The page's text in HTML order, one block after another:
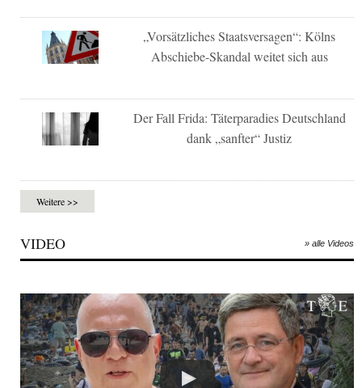
„Vorsätzliches Staatsversagen“: Kölns
Abschiebe-Skandal weitet sich aus
Der Fall Frida: Täterparadies Deutschland
dank „sanfter“ Justiz
Weitere >>
VIDEO » alle Videos